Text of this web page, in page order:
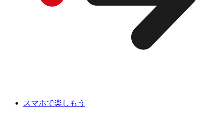
スマホで楽しもう